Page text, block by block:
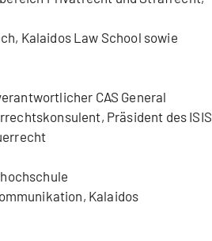
Kalaidos Law School sowie
CAS General
Präsident des ISIS
Kalaidos